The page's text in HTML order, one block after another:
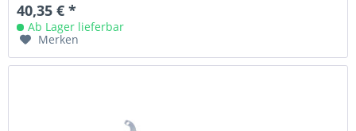
40,35 € *
Ab Lager lieferbar
Merken